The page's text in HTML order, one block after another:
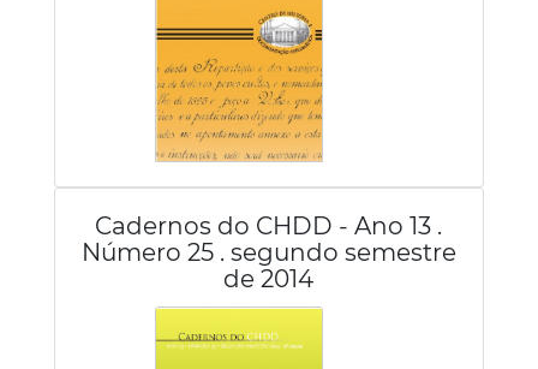
Cadernos do CHDD - Ano 13 .
Número 25 . segundo semestre
de 2014